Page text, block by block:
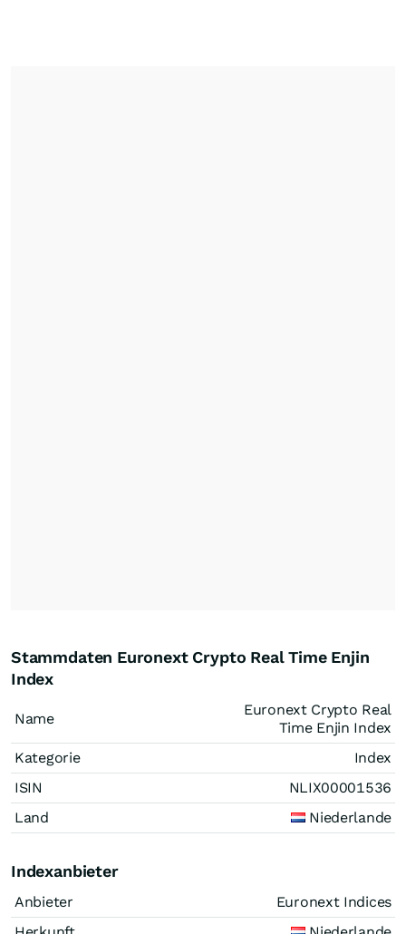
Stammdaten Euronext Crypto Real Time Enjin
Index
Name
Euronext Crypto Real
Time Enjin Index
Kategorie
Index
ISIN
NLIX00001536
Land
Niederlande
Indexanbieter
Anbieter
Euronext Indices